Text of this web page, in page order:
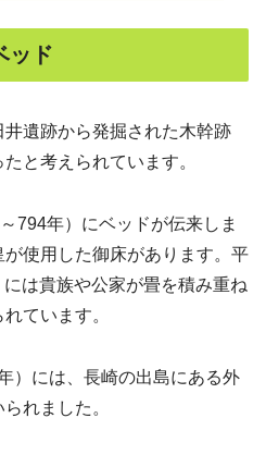
ッド
遺跡から発掘された木幹跡
と考えられています。
794年）にベッドが伝来しま
使用した御床があります。平
は貴族や公家が畳を積み重ね
ています。
）には、長崎の出島にある外
れました。